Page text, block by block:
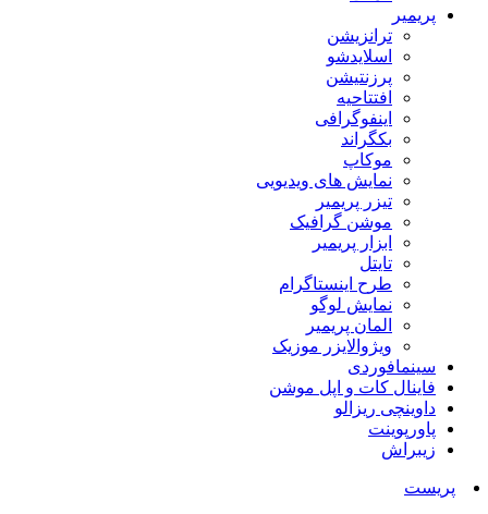
پریمیر
ترانزیشن
اسلایدشو
پرزنتیشن
افتتاحیه
اینفوگرافی
بکگراند
موکاپ
نمایش های ویدیویی
تیزر پریمیر
موشن گرافیک
ابزار پریمیر
تایتل
طرح اینستاگرام
نمایش لوگو
المان پریمیر
ویژوالایزر موزیک
سینمافوردی
فاینال کات و اپل موشن
داوینچی ریزالو
پاورپوینت
زیبراش
پریست